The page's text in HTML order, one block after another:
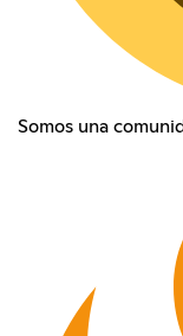
Somos una